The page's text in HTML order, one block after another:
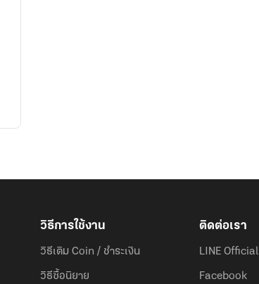
วิธีการใช้งาน
วิธีเติม Coin / ชำระเงิน
วิธีซื้อนิยาย
ติดต่อเรา
LINE Official
Facebook